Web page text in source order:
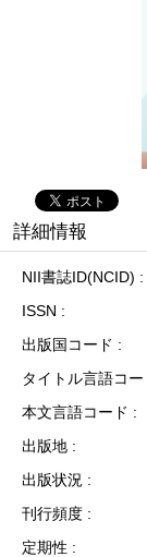
詳細情報
NII書誌ID(NCID)
ISSN
出版国コード
タイトル言語コー
本文言語コード
出版地
出版状況
刊行頻度
定期性